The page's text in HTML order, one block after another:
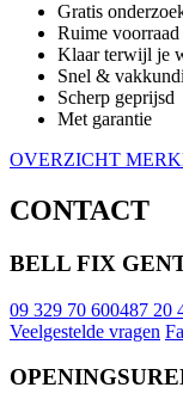
Gratis
Ruime
Klaar terwijl je
Snel &
Scherp geprijsd
Met garantie
OVERZICHT
CONTACT
BELL FIX
09 329 70 600487 20
Veelgestelde vragen